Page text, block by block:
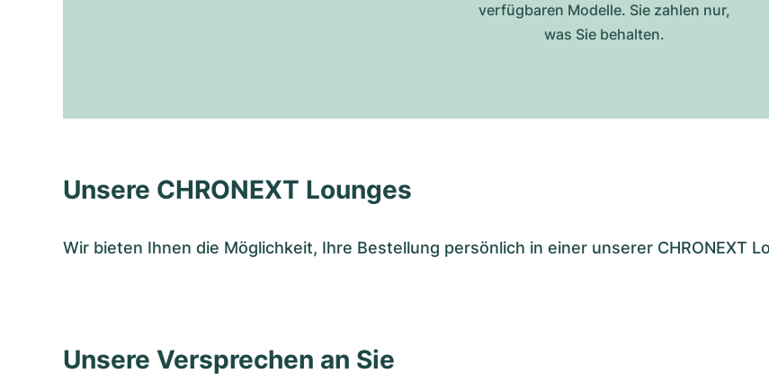
verfügbaren Modelle. Sie zahlen nur,
was Sie behalten.
Unsere CHRONEXT Lounges
Wir bieten Ihnen die Möglichkeit, Ihre Bestellung persönlich in einer unserer CHRONEXT
Unsere Versprechen an Sie